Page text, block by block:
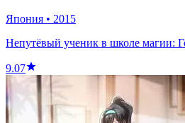
Япония • 2015
Непутёвый ученик в школе магии:
9.07